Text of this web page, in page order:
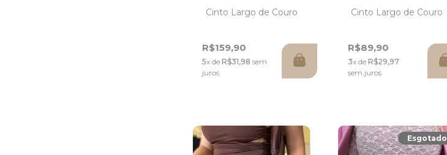
Cinto Largo de Couro
R$159,90
5x de R$31,98 sem
juros
Cinto Largo de Couro
R$89,90
3x de R$29,97
sem juros
Esgotado